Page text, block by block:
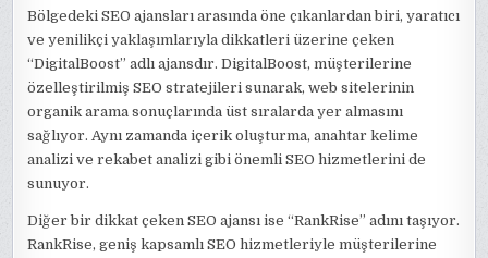
Bölgedeki SEO ajansları arasında öne çıkanlardan biri, yaratıcı
ve yenilikçi yaklaşımlarıyla dikkatleri üzerine çeken
“DigitalBoost” adlı ajansdır. DigitalBoost, müşterilerine
özelleştirilmiş SEO stratejileri sunarak, web sitelerinin
organik arama sonuçlarında üst sıralarda yer almasını
sağlıyor. Aynı zamanda içerik oluşturma, anahtar kelime
analizi ve rekabet analizi gibi önemli SEO hizmetlerini de
sunuyor.
Diğer bir dikkat çeken SEO ajansı ise “RankRise” adını taşıyor.
RankRise, geniş kapsamlı SEO hizmetleriyle müşterilerine